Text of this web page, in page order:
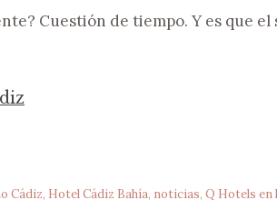
Cuestión de tiempo. Y es que
Cádiz, Hotel Cádiz Bahía, noticias, Q Hotels en